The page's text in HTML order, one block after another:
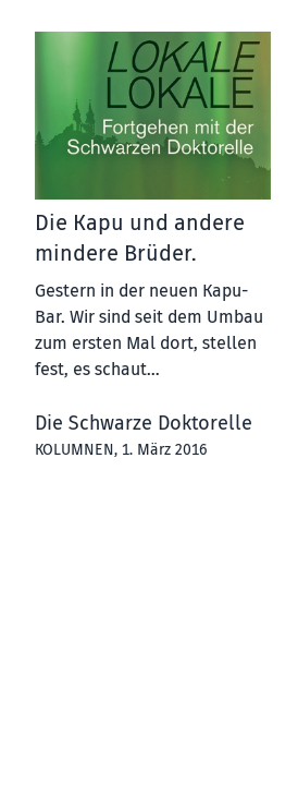
Die Kapu und andere
mindere Brüder.
Gestern in der neuen Kapu-
Bar. Wir sind seit dem Umbau
zum ersten Mal dort, stellen
fest, es schaut…
Die Schwarze Doktorelle
KOLUMNEN, 1. März 2016